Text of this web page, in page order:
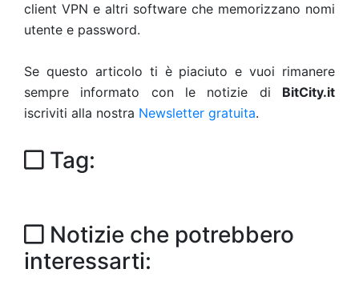
client VPN e altri software che memorizzano nomi
utente e password.
Se questo articolo ti è piaciuto e vuoi rimanere
sempre informato con le notizie di BitCity.it
iscriviti alla nostra Newsletter gratuita.
Tag:
Notizie che potrebbero
interessarti: